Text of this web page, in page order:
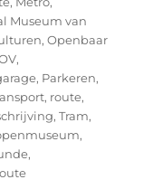
Museum van
,Openbaar
,
, Parkeren,
, route,
,Tram,
,
,